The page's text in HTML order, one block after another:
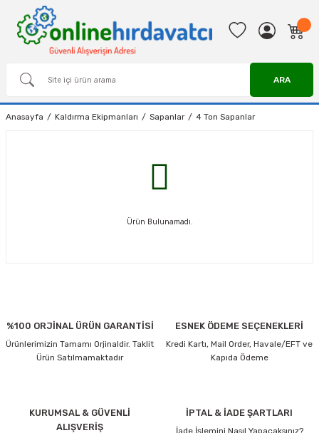
ARA
Anasayfa Kaldırma Ekipmanları Sapanlar 4 Ton Sapanlar
Ürün Bulunamadı.
%100 ORJİNAL ÜRÜN GARANTİSİ
Ürünlerimizin Tamamı Orjinaldir. Taklit
Ürün Satılmamaktadır
ESNEK ÖDEME SEÇENEKLERİ
Kredi Kartı, Mail Order, Havale/EFT ve
Kapıda Ödeme
KURUMSAL & GÜVENLİ
ALIŞVERİŞ
İPTAL & İADE ŞARTLARI
İade İşlemini Nasıl Yapacaksınız?